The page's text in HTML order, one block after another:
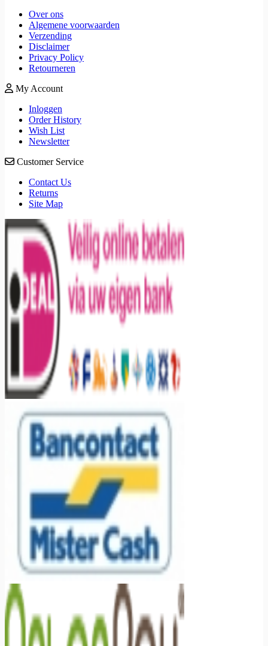
Over ons
Algemene voorwaarden
Verzending
Disclaimer
Privacy Policy
Retourneren
My Account
Inloggen
Order History
Wish List
Newsletter
Customer Service
Contact Us
Returns
Site Map